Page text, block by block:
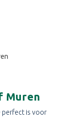
Muren
perfect is voor